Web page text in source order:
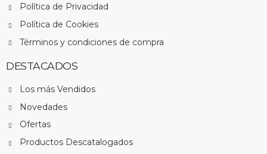
Política de Privacidad
Política de Cookies
Términos y condiciones de compra
DESTACADOS
Los más Vendidos
Novedades
Ofertas
Productos Descatalogados